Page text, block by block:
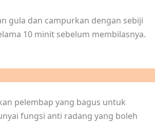
gula dan campurkan dengan sebiji
10 minit sebelum membilasnya.
pelembap yang bagus untuk
fungsi anti radang yang boleh